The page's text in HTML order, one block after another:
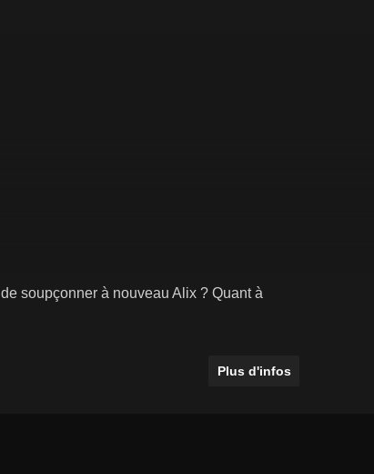
soupçonner à nouveau Alix ? Quant à
Plus d'infos